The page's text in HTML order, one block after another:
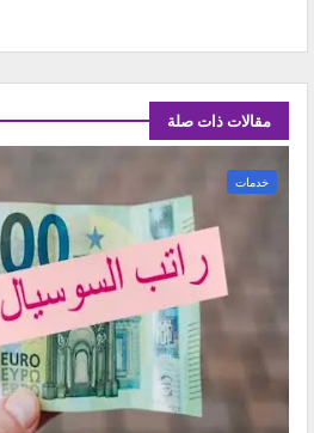
مقالات ذات صلة
خدمات